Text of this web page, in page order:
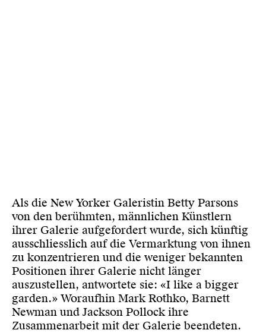
Als die New Yorker Galeristin Betty Parsons
von den berühmten, männlichen Künstlern
ihrer Galerie aufgefordert wurde, sich künftig
ausschliesslich auf die Vermarktung von ihnen
zu konzentrieren und die weniger bekannten
Positionen ihrer Galerie nicht länger
auszustellen, antwortete sie: «I like a bigger
garden.» Woraufhin Mark Rothko, Barnett
Newman und Jackson Pollock ihre
Zusammenarbeit mit der Galerie beendeten.